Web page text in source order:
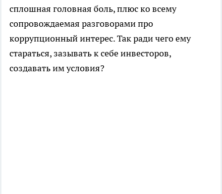
сплошная головная боль, плюс ко всему
сопровождаемая разговорами про
коррупционный интерес. Так ради чего ему
стараться, зазывать к себе инвесторов,
создавать им условия?